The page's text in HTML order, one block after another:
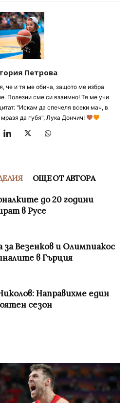
Петрова
че и тя ме обича, защото ме избра
Полезни сме си взаимно! Тя ме учи
"Искам да спечеля всеки мач, в
мразя да губя", Лука Дончич!
ОЩЕ ОТ АВТОРА
до 20 години
в Русе
за Везенков и Олимпиакос
в Гърция
Направихме един
сезон